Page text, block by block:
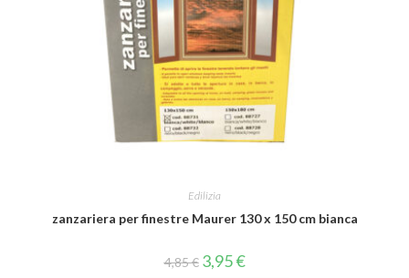
Edilizia
zanzariera per finestre Maurer 130 x 150 cm bianca
4,85€ 3,95€